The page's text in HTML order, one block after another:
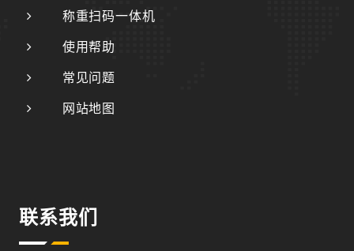
称重扫码一体机
使用帮助
常见问题
网站地图
联系我们